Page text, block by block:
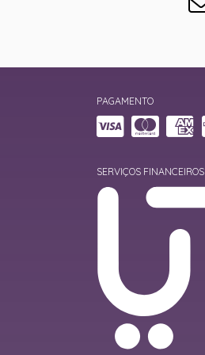
PAGAMENTO
SERVIÇOS FINANCEIROS